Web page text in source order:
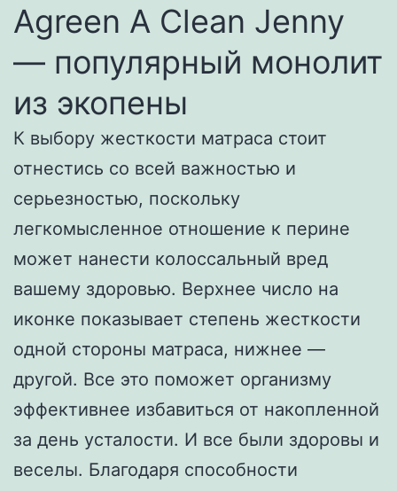
Agreen A Clean Jenny
— популярный монолит
из экопены
К выбору жесткости матраса стоит
отнестись со всей важностью и
серьезностью, поскольку
легкомысленное отношение к перине
может нанести колоссальный вред
вашему здоровью. Верхнее число на
иконке показывает степень жесткости
одной стороны матраса, нижнее —
другой. Все это поможет организму
эффективнее избавиться от накопленной
за день усталости. И все были здоровы и
веселы. Благодаря способности